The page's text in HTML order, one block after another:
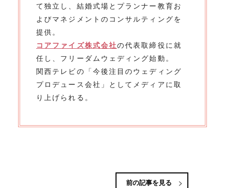
て独立し、結婚式場とプランナー教育お
よびマネジメントのコンサルティングを
提供。
コアファイズ株式会社の代表取締役に就
任し、フリーダムウェディング始動。
関西テレビの「今後注目のウェディング
プロデュース会社」としてメディアに取
り上げられる。
前の記事を見る